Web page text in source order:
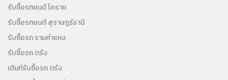
รับซื้อรถยนต์ โคราช
รับซื้อรถยนต์ สุราษฎร์ธานี
รับซื้อรถ รามคำแหง
รับซื้อรถ ตรัง
เต้นท์รับซื้อรถ ตรัง